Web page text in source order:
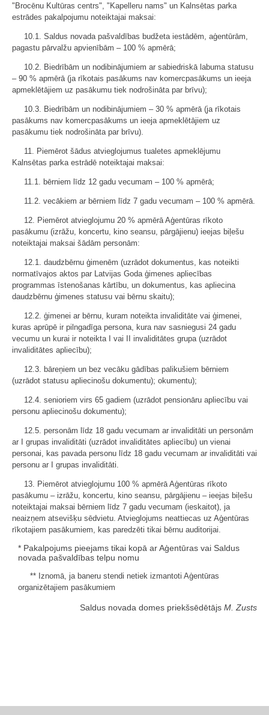
"Brocēnu Kultūras centrs", "Kapelleru nams" un Kalnsētas parka
estrādes pakalpojumu noteiktajai maksai:
10.1. Saldus novada pašvaldības budžeta iestādēm, aģentūrām,
pagastu pārvalžu apvienībām – 100 % apmērā;
10.2. Biedrībām un nodibinājumiem ar sabiedriskā labuma statusu
– 90 % apmērā (ja rīkotais pasākums nav komercpasākums un ieeja
apmeklētājiem uz pasākumu tiek nodrošināta par brīvu);
10.3. Biedrībām un nodibinājumiem – 30 % apmērā (ja rīkotais
pasākums nav komercpasākums un ieeja apmeklētājiem uz
pasākumu tiek nodrošināta par brīvu).
11. Piemērot šādus atvieglojumus tualetes apmeklējumu
Kalnsētas parka estrādē noteiktajai maksai:
11.1. bērniem līdz 12 gadu vecumam – 100 % apmērā;
11.2. vecākiem ar bērniem līdz 7 gadu vecumam – 100 % apmērā.
12. Piemērot atvieglojumu 20 % apmērā Aģentūras rīkoto
pasākumu (izrāžu, koncertu, kino seansu, pārgājienu) ieejas biļešu
noteiktajai maksai šādām personām:
12.1. daudzbērnu ģimenēm (uzrādot dokumentus, kas noteikti
normatīvajos aktos par Latvijas Goda ģimenes apliecības
programmas īstenošanas kārtību, un dokumentus, kas apliecina
daudzbērnu ģimenes statusu vai bērnu skaitu);
12.2. ģimenei ar bērnu, kuram noteikta invaliditāte vai ģimenei,
kuras aprūpē ir pilngadīga persona, kura nav sasniegusi 24 gadu
vecumu un kurai ir noteikta I vai II invaliditātes grupa (uzrādot
invaliditātes apliecību);
12.3. bāreņiem un bez vecāku gādības palikušiem bērniem
(uzrādot statusu apliecinošu dokumentu); okumentu);
12.4. senioriem virs 65 gadiem (uzrādot pensionāru apliecību vai
personu apliecinošu dokumentu);
12.5. personām līdz 18 gadu vecumam ar invaliditāti un personām
ar I grupas invaliditāti (uzrādot invaliditātes apliecību) un vienai
personai, kas pavada personu līdz 18 gadu vecumam ar invaliditāti vai
personu ar I grupas invaliditāti.
13. Piemērot atvieglojumu 100 % apmērā Aģentūras rīkoto
pasākumu – izrāžu, koncertu, kino seansu, pārgājienu – ieejas biļešu
noteiktajai maksai bērniem līdz 7 gadu vecumam (ieskaitot), ja
neaizņem atsevišķu sēdvietu. Atvieglojums neattiecas uz Aģentūras
rīkotajiem pasākumiem, kas paredzēti tikai bērnu auditorijai.
* Pakalpojums pieejams tikai kopā ar Aģentūras vai Saldus
novada pašvaldības telpu nomu
** Iznomā, ja baneru stendi netiek izmantoti Aģentūras
organizētajiem pasākumiem
Saldus novada domes priekšsēdētājs M. Zusts